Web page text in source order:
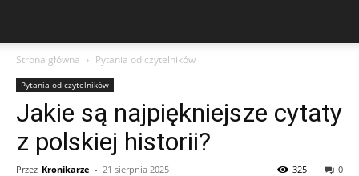
Strona główna Pytania od czytelników
Pytania od czytelników
Jakie są najpiękniejsze cytaty
z polskiej historii?
Przez Kronikarze - 21 sierpnia 2025 0
325